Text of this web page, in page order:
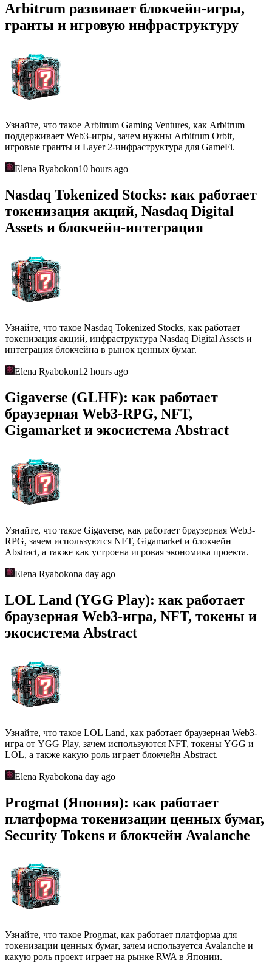
Arbitrum развивает блокчейн-игры,
гранты и игровую инфраструктуру
Узнайте, что такое Arbitrum Gaming Ventures, как Arbitrum
поддерживает Web3-игры, зачем нужны Arbitrum Orbit,
игровые гранты и Layer 2-инфраструктура для GameFi.
Elena Ryabokon10 hours ago
Nasdaq Tokenized Stocks: как работает
токенизация акций, Nasdaq Digital
Assets и блокчейн-интеграция
Узнайте, что такое Nasdaq Tokenized Stocks, как работает
токенизация акций, инфраструктура Nasdaq Digital Assets и
интеграция блокчейна в рынок ценных бумаг.
Elena Ryabokon12 hours ago
Gigaverse (GLHF): как работает
браузерная Web3-RPG, NFT,
Gigamarket и экосистема Abstract
Узнайте, что такое Gigaverse, как работает браузерная Web3-
RPG, зачем используются NFT, Gigamarket и блокчейн
Abstract, а также как устроена игровая экономика проекта.
Elena Ryabokona day ago
LOL Land (YGG Play): как работает
браузерная Web3-игра, NFT, токены и
экосистема Abstract
Узнайте, что такое LOL Land, как работает браузерная Web3-
игра от YGG Play, зачем используются NFT, токены YGG и
LOL, а также какую роль играет блокчейн Abstract.
Elena Ryabokona day ago
Progmat (Япония): как работает
платформа токенизации ценных бумаг,
Security Tokens и блокчейн Avalanche
Узнайте, что такое Progmat, как работает платформа для
токенизации ценных бумаг, зачем используется Avalanche и
какую роль проект играет на рынке RWA в Японии.